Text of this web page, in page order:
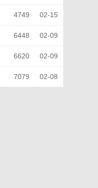
4749 02-15
6448 02-09
6620 02-09
7079 02-08